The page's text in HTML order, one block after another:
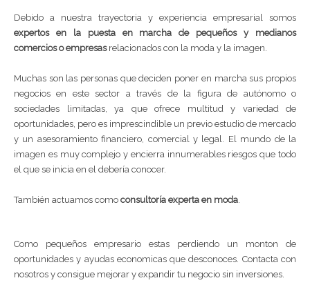
Debido a nuestra trayectoria y experiencia empresarial somos
expertos en la puesta en marcha de pequeños y medianos
comercios o empresasrelacionados con la moda y la imagen.
Muchas son las personas que deciden poner en marcha sus propios
negocios en este sector a través de la figura de autónomo o
sociedades limitadas, ya que ofrece multitud y variedad de
oportunidades, pero es imprescindible un previo estudio de mercado
y un asesoramiento financiero, comercial y legal. El mundo de la
imagen es muy complejo y encierra innumerables riesgos que todo
el que se inicia en el debería conocer.
También actuamos como consultoría experta en moda
Como pequeños empresario estas perdiendo un monton de
oportunidades y ayudas economicas que desconoces. Contacta con
nosotros y consigue mejorar y expandir tu negocio sin inversiones.